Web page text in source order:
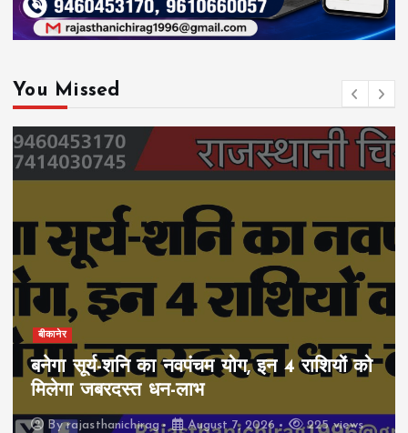
You Missed
बीकानेर
बनेगा सूर्य-शनि का नवपंचम योग, इन 4 राशियों को
मिलेगा जबरदस्त धन-लाभ
Byrajasthanichirag August 7, 2026 225 views